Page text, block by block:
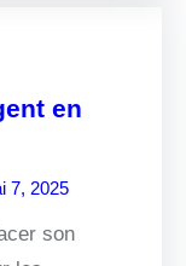
en
7, 2025
son